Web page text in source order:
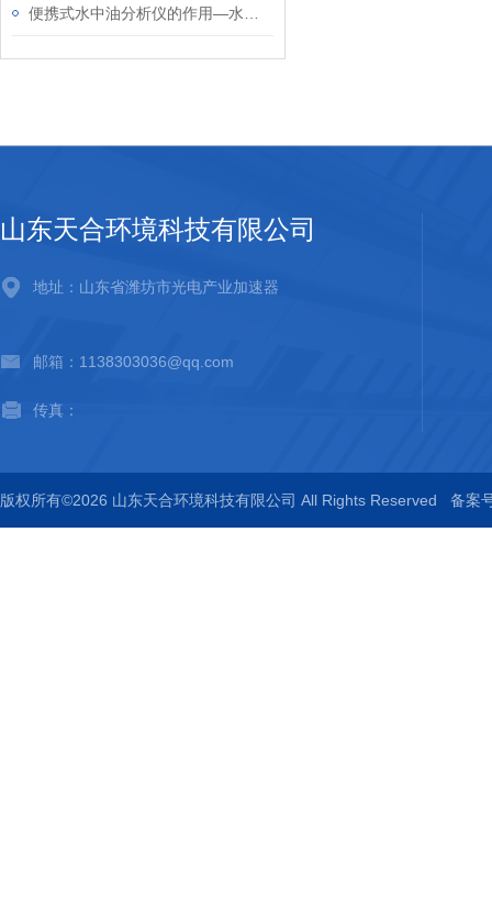
山东天合环境科技有限公司
地址：山东省潍坊市光电产业加速器
邮箱：1138303036@qq.com
传真：
版权所有©2026 山东天合环境科技有限公司 All Rights Reserved 备案